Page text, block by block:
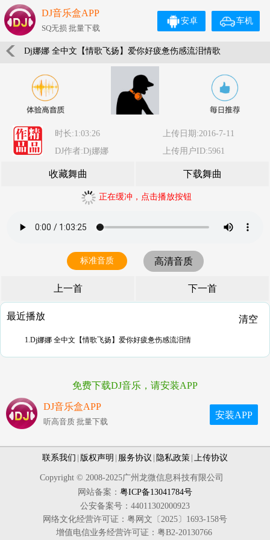
DJ音乐盒APP
SQ无损 批量下载
车机
安卓
Dj娜娜 全中文【情歌飞扬】爱你好疲惫伤感流泪情歌
时长:1:03:26
上传日期:2016-7-11
DJ作者:Dj娜娜
上传用户ID:5961
收藏舞曲 下载舞曲
正在缓冲，点击播放按钮
标准音质 高清音质
上一首 下一首
最近播放 清空
1.Dj娜娜 全中文【情歌飞扬】爱你好疲惫伤感流泪情
免费下载DJ音乐，请安装APP
DJ音乐盒APP
听高音质 批量下载
安装APP
联系我们 版权声明 服务协议 隐私政策 上传协议
Copyright © 2008-2025广州龙微信息科技有限公司
网站备案： 粤ICP备13041784号
公安备案号：44011302000923
网络文化经营许可证：粤网文〔2025〕1693-158号
增值电信业务经营许可证：粤B2-20130766